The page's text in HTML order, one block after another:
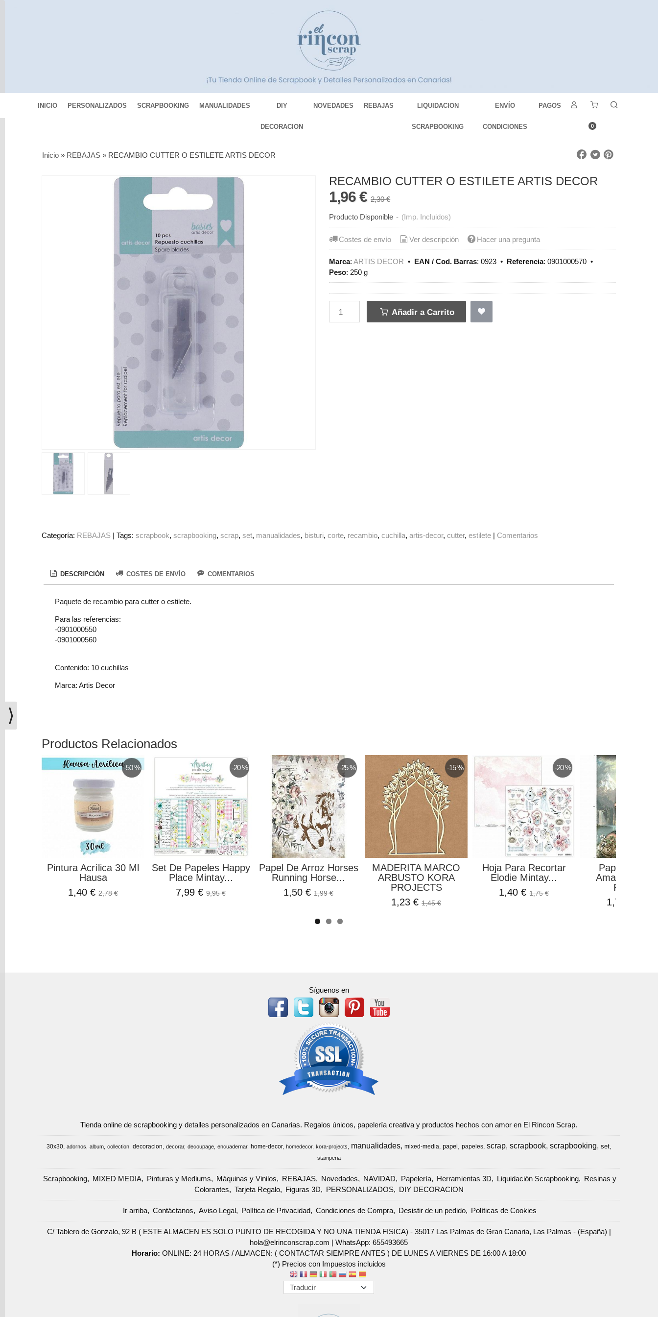
INICIO PERSONALIZADOS SCRAPBOOKING MANUALIDADES DIY
DECORACION
NOVEDADES REBAJAS LIQUIDACION
SCRAPBOOKING
ENVÍO
CONDICIONES
PAGOS
0
Regalo
Figuras
DIY
Marcas
vacío
Redes
Sociales
Youtube
Inicio » REBAJAS » RECAMBIO CUTTER O ESTILETE ARTIS DECOR
RECAMBIO CUTTER O ESTILETE ARTIS DECOR
1,96 €2,30 €
Producto Disponible - (Imp. Incluidos)
Costes de envío Ver descripción Hacer una pregunta
Marca:ARTIS DECOR • EAN / Cod. Barras:0923 • Referencia:0901000570 •
Peso: 250 g
Añadir a Carrito
Categoría: REBAJAS |Tags:scrapbook scrapbooking scrap set manualidades bisturi corte recambio cuchilla artis-decor cutter estilete | Comentarios
DESCRIPCIÓN COSTES DE ENVÍO COMENTARIOS
Paquete de recambio para cutter o estilete.
Para las referencias:
-0901000550
-0901000560
Contenido: 10 cuchillas
Marca: Artis Decor
Productos Relacionados
-50 %
Pintura Acrílica 30 Ml
Hausa
1,40 €2,78 €
-20 %
Set De Papeles Happy
Place Mintay...
7,99 €9,95 €
-25 %
Papel De Arroz Horses
Running Horse...
1,50 €1,99 €
-15 %
MADERITA MARCO
ARBUSTO KORA
PROJECTS
1,23 €1,45 €
-20 %
Hoja Para Recortar
Elodie Mintay...
1,40 €1,75 €
Papel De
Amazonia
Forest...
1,75 €
Síguenos en
Tienda online de scrapbooking y detalles personalizados en Canarias. Regalos únicos, papelería creativa y productos hechos con amor en El Rincon Scrap.
30x30 adornos album collection decoracion decorar decoupage encuadernar home-decor homedecor kora-projects manualidades mixed-media papel papeles scrap scrapbook scrapbooking set
stamperia
Scrapbooking MIXED MEDIA Pinturas y Mediums Máquinas y Vinilos REBAJAS Novedades NAVIDAD Papelería Herramientas 3D Liquidación Scrapbooking
Resinas y
Colorantes
Tarjeta Regalo Figuras 3D PERSONALIZADOS DIY DECORACION
Ir arriba Contáctanos Aviso Legal Política de Privacidad Condiciones de Compra Desistir de un pedido Políticas de Cookies
C/ Tablero de Gonzalo, 92 B ( ESTE ALMACEN ES SOLO PUNTO DE RECOGIDA Y NO UNA TIENDA FISICA) - 35017 Las Palmas de Gran Canaria, Las Palmas - (España) |
hola@elrinconscrap.com |WhatsApp: 655493665
Horario:ONLINE: 24 HORAS / ALMACEN: ( CONTACTAR SIEMPRE ANTES ) DE LUNES A VIERNES DE 16:00 A 18:00
(*) Precios con Impuestos incluidos
⟩